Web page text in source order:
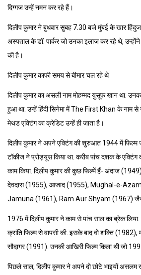
दिग्गज उन्हें नमन कर रहे हैं।
दिलीप कुमार ने बुधवार सुबह 7.30 बजे मुंबई के खार
अस्पताल के डॉ. पार्कर जो उनका इलाज कर रहे थे, उन्होंने
की है।
दिलीप कुमार काफी समय से बीमार चल रहे थे
दिलीप कुमार का असली नाम मोहम्मद युसूफ खान था.
हुआ था. उन्हें हिंदी सिनेमा में The First Khan के नाम से
मेथड एक्टिंग का क्रेडिट उन्हें ही जाता है।
दिलीप कुमार ने अपने एक्टिंग की शुरुआत 1944 में फिल्म
टॉकीज ने प्रोड्यूस किया था. करीब पांच दशक के एक्टिंग
काम किया. दिलीप कुमार की कुछ फिल्में हैं- अंदाज
देवदास (1955), आजाद (1955), Mughal-e-
Jamuna (1961), Ram Aur Shyam (1967)
1976 में दिलीप कुमार ने काम से पांच साल का ब्रेक
क्रांति फिल्म से वापसी की. इसके बाद वो शक्ति
सौदागर (1991). उनकी आखिरी फिल्म किला थी जो
पिछले साल, दिलीप कुमार ने अपने दो छोटे भाइयों